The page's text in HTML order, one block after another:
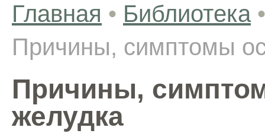
Главная • Библиотека •
Причины, симптомы
Причины,
желудка